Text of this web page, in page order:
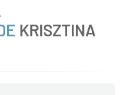
KRISZTINA